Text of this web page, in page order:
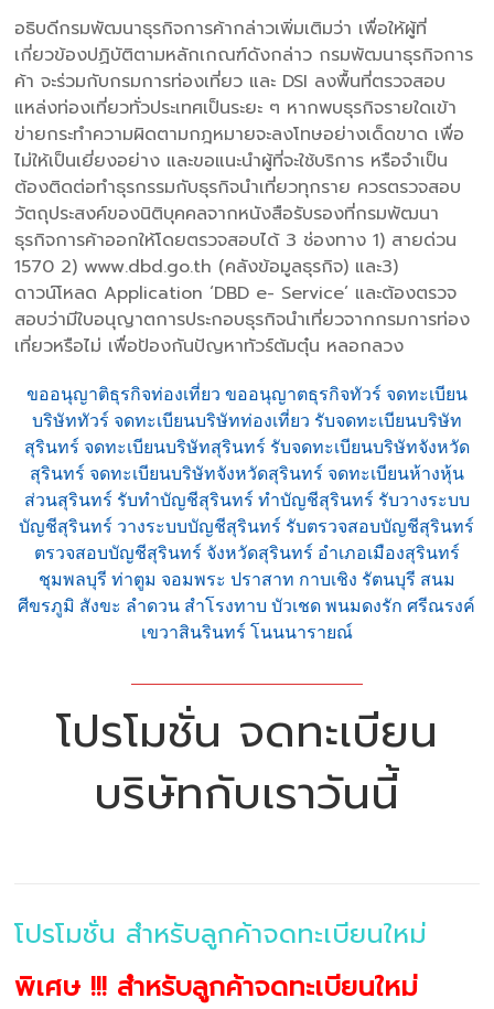
อธิบดีกรมพัฒนาธุรกิจการค้ากล่าวเพิ่มเติมว่า เพื่อให้ผู้ที่
เกี่ยวข้องปฏิบัติตามหลักเกณฑ์ดังกล่าว กรมพัฒนาธุรกิจการ
ค้า จะร่วมกับกรมการท่องเที่ยว และ DSI ลงพื้นที่ตรวจสอบ
แหล่งท่องเที่ยวทั่วประเทศเป็นระยะ ๆ หากพบธุรกิจรายใดเข้า
ข่ายกระทำความผิดตามกฎหมายจะลงโทษอย่างเด็ดขาด เพื่อ
ไม่ให้เป็นเยี่ยงอย่าง และขอแนะนำผู้ที่จะใช้บริการ หรือจำเป็น
ต้องติดต่อทำธุรกรรมกับธุรกิจนำเที่ยวทุกราย ควรตรวจสอบ
วัตถุประสงค์ของนิติบุคคลจากหนังสือรับรองที่กรมพัฒนา
ธุรกิจการค้าออกให้โดยตรวจสอบได้ 3 ช่องทาง 1) สายด่วน
1570 2) www.dbd.go.th (คลังข้อมูลธุรกิจ) และ3)
ดาวน์โหลด Application ‘DBD e- Service’ และต้องตรวจ
สอบว่ามีใบอนุญาตการประกอบธุรกิจนำเที่ยวจากกรมการท่อง
เที่ยวหรือไม่ เพื่อป้องกันปัญหาทัวร์ต้มตุ๋น หลอกลวง
ขออนุญาติธุรกิจท่องเที่ยว ขออนุญาตธุรกิจทัวร์ จดทะเบียน
บริษัททัวร์ จดทะเบียนบริษัทท่องเที่ยว รับจดทะเบียนบริษัท
สุรินทร์ จดทะเบียนบริษัทสุรินทร์ รับจดทะเบียนบริษัทจังหวัด
สุรินทร์ จดทะเบียนบริษัทจังหวัดสุรินทร์ จดทะเบียนห้างหุ้น
ส่วนสุรินทร์ รับทำบัญชีสุรินทร์ ทำบัญชีสุรินทร์ รับวางระบบ
บัญชีสุรินทร์ วางระบบบัญชีสุรินทร์ รับตรวจสอบบัญชีสุรินทร์
ตรวจสอบบัญชีสุรินทร์ จังหวัดสุรินทร์ อำเภอเมืองสุรินทร์
ชุมพลบุรี ท่าตูม จอมพระ ปราสาท กาบเชิง รัตนบุรี สนม
ศีขรภูมิ สังขะ ลำดวน สำโรงทาบ บัวเชด พนมดงรัก ศรีณรงค์
เขวาสินรินทร์ โนนนารายณ์
โปรโมชั่น จดทะเบียน
บริษัทกับเราวันนี้
โปรโมชั่น สำหรับลูกค้าจดทะเบียนใหม่
พิเศษ !!! สำหรับลูกค้าจดทะเบียนใหม่